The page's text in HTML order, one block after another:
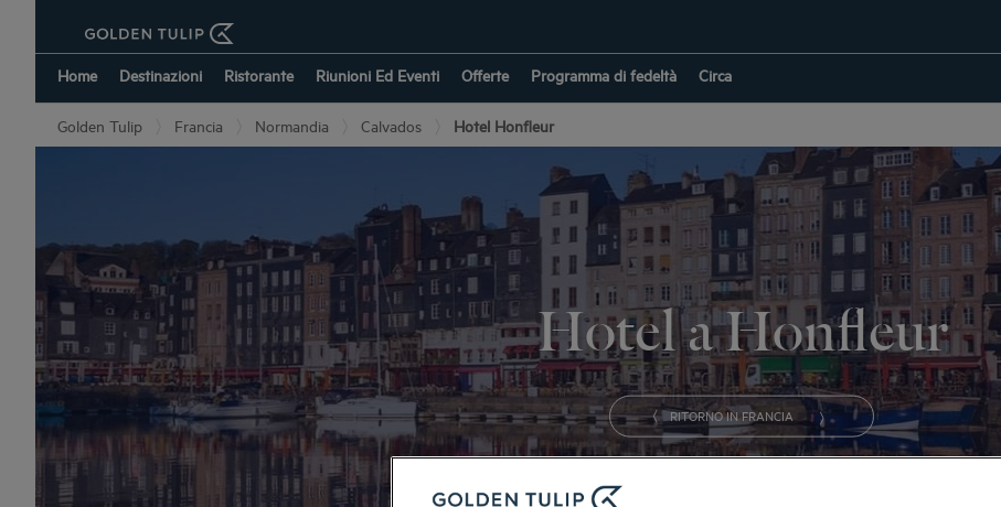
Home Destinazioni Ristorante Riunioni Ed Eventi Offerte Programma di fedeltà Circa
Golden Tulip Francia Normandia Calvados Hotel Honfleur
Hotel a Honfleur
RITORNO IN FRANCIA